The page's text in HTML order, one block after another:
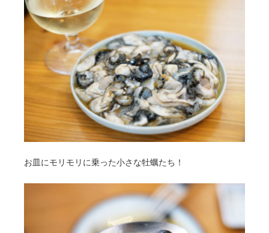
お皿にモリモリに乗った小さな牡蠣たち！